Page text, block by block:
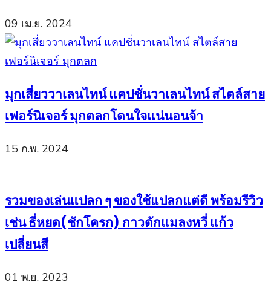
09 เม.ย. 2024
มุกเสี่ยววาเลนไทน์ แคปชั่นวาเลนไทน์ สไตล์สาย
เฟอร์นิเจอร์ มุกตลกโดนใจแน่นอนจ้า
15 ก.พ. 2024
รวมของเล่นแปลก ๆ ของใช้แปลกแต่ดี พร้อมรีวิว
เช่น ธี่หยด(ชักโครก) กาวดักแมลงหวี่ แก้ว
เปลี่ยนสี
01 พ.ย. 2023